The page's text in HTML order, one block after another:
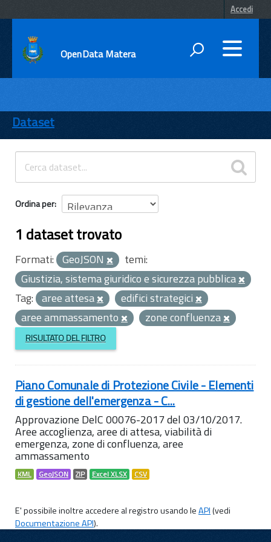
Accedi
OpenData Matera
ENTI
TEMI
INFORMAZIONI
Dataset
Ordina per
1 dataset trovato
Formati: GeoJSON
temi:
Giustizia, sistema giuridico e sicurezza pubblica
Tag: aree attesa
edifici strategici
aree ammassamento
zone confluenza
RISULTATO DEL FILTRO
Piano Comunale di Protezione Civile - Elementi
di gestione dell'emergenza - C...
Approvazione DelC 00076-2017 del 03/10/2017.
Aree accoglienza, aree di attesa, viabilità di
emergenza, zone di confluenza, aree
ammassamento
KML GeoJSON ZIP Excel XLSX CSV
E' possibile inoltre accedere al registro usando leAPI(vedi
Documentazione API).